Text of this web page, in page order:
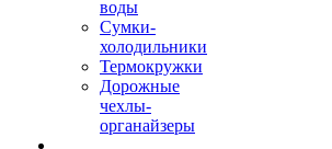
воды
Сумки-
холодильники
Термокружки
Дорожные
чехлы-
органайзеры